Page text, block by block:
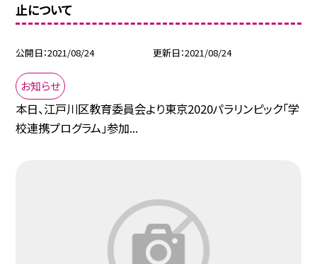
止について
公開日 2021/08/24 更新日 2021/08/24
お知らせ
本日、江戸川区教育委員会より東京2020パラリンピック「学
校連携プログラム」参加...